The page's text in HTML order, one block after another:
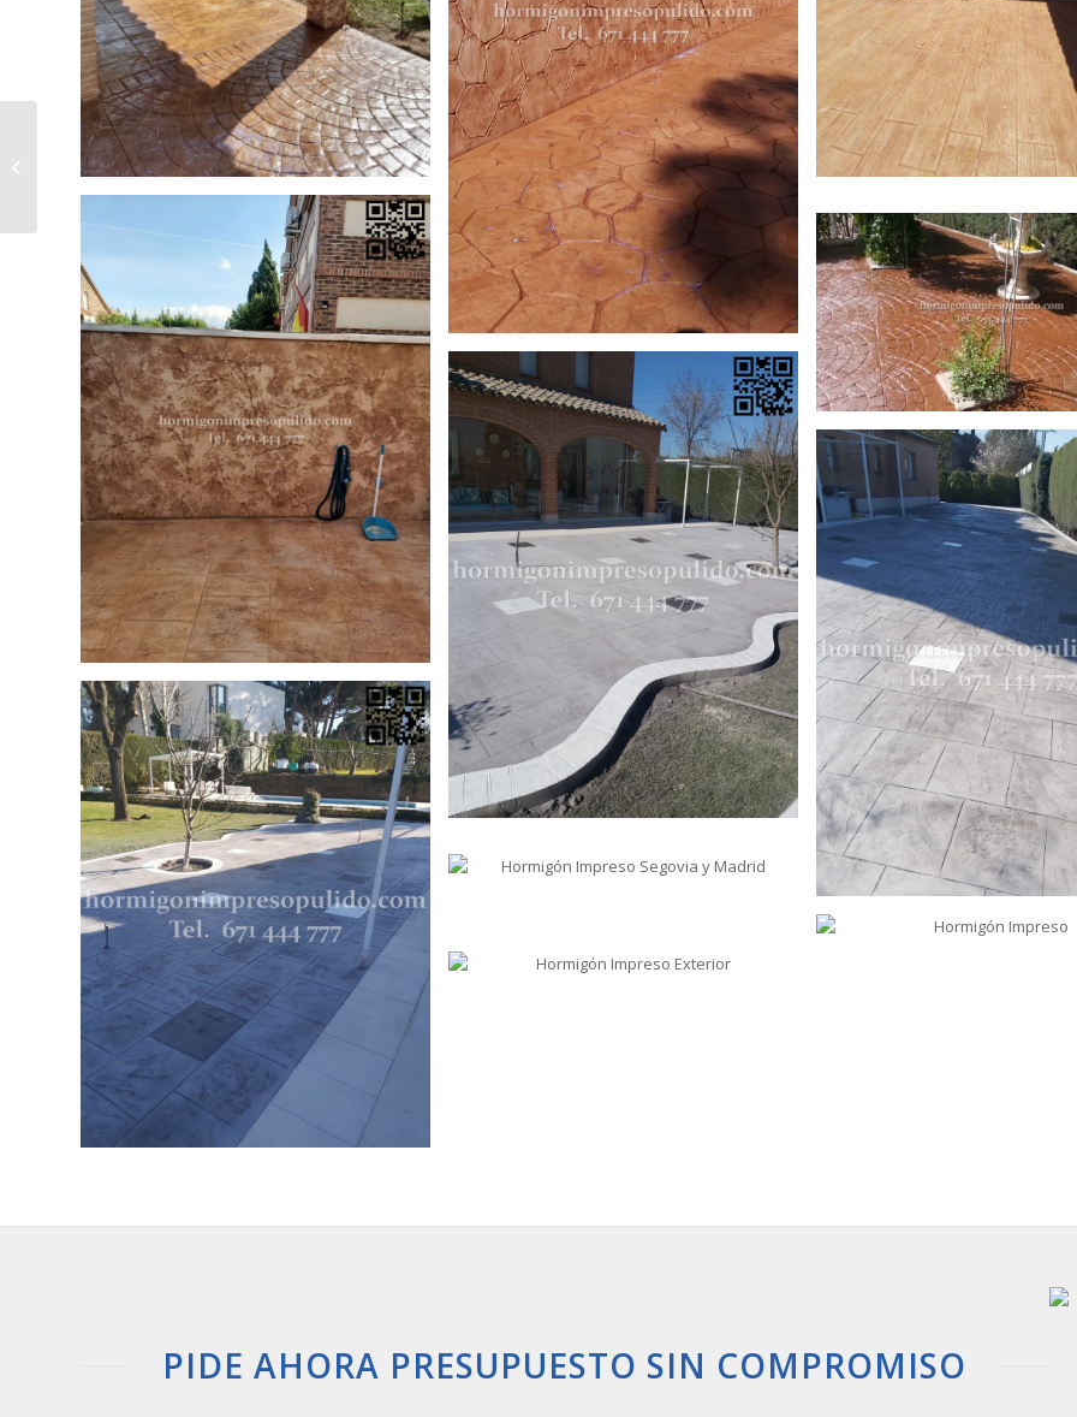
PIDE AHORA PRESUPUESTO SIN COMPROMISO
Hormigón Impreso Cañizares